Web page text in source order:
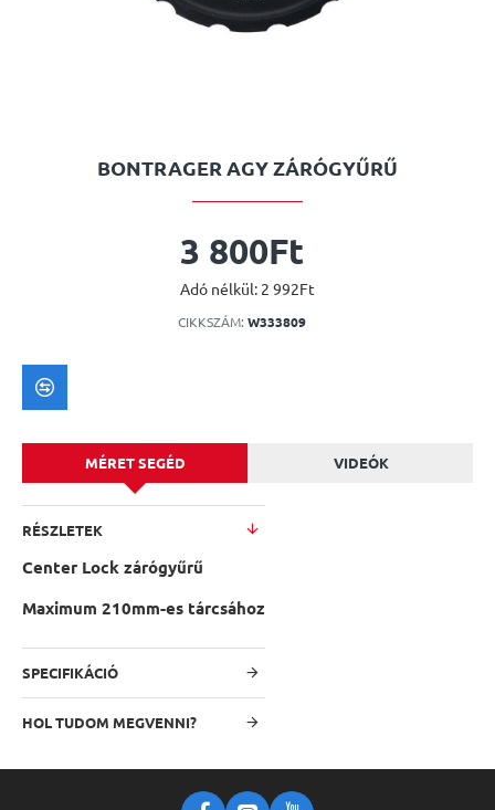
BONTRAGER AGY ZÁRÓGYŰRŰ
3 800Ft
Adó nélkül: 2 992Ft
CIKKSZÁM: W333809
MÉRET SEGÉD VIDEÓK
RÉSZLETEK
Center Lock zárógyűrű
Maximum 210mm-es tárcsához
SPECIFIKÁCIÓ
HOL TUDOM MEGVENNI?